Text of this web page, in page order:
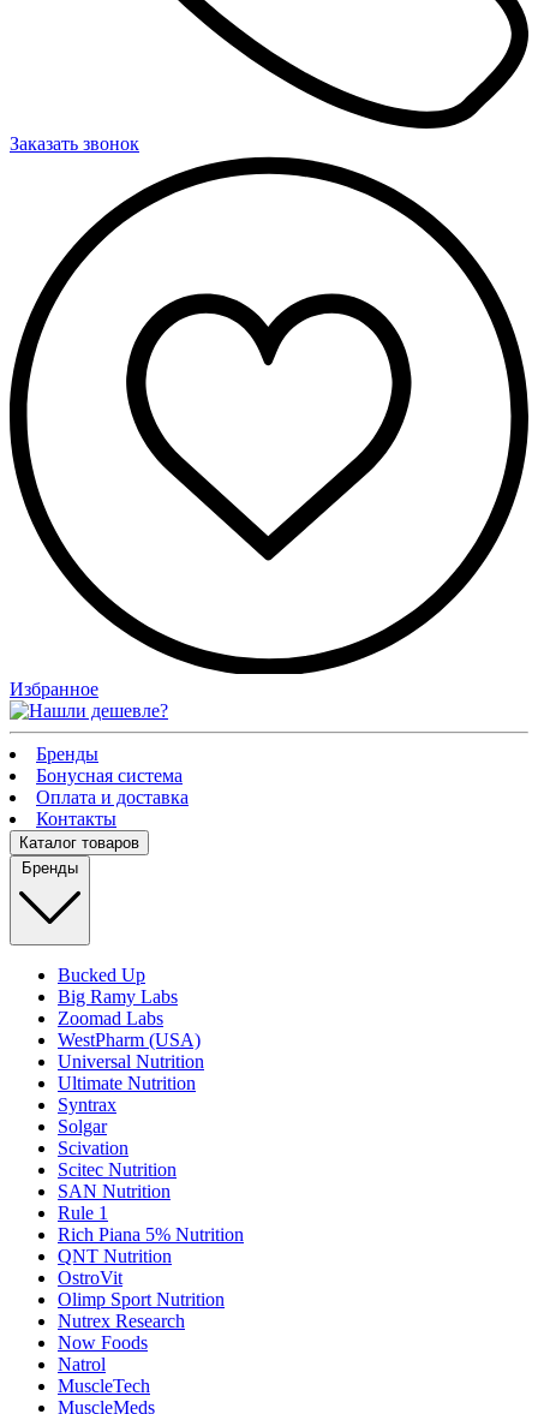
Заказать звонок
Избранное
Бренды
Бонусная система
Оплата и доставка
Контакты
Каталог товаров
Бренды
Bucked Up
Big Ramy Labs
Zoomad Labs
WestPharm (USA)
Universal Nutrition
Ultimate Nutrition
Syntrax
Solgar
Scivation
Scitec Nutrition
SAN Nutrition
Rule 1
Rich Piana 5% Nutrition
QNT Nutrition
OstroVit
Olimp Sport Nutrition
Nutrex Research
Now Foods
Natrol
MuscleTech
MuscleMeds